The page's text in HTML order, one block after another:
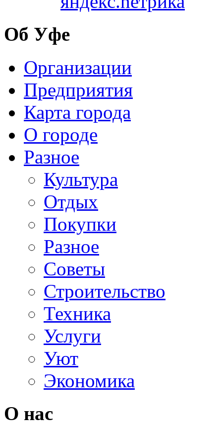
Об Уфе
Организации
Предприятия
Карта города
О городе
Разное
Культура
Отдых
Покупки
Разное
Советы
Строительство
Техника
Услуги
Уют
Экономика
О нас